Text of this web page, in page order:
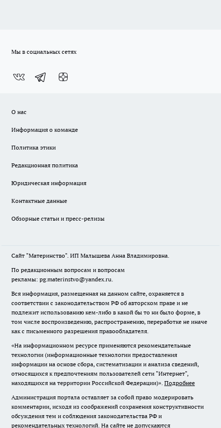
Мы в социальных сетях
О нас
Информация о команде
Политика этики
Редакционная политика
Юридическая информация
Контактные данные
Обзорные статьи и пресс-релизы
Сайт "Материнство". ИП Малышева Анна Владимировна.
По редакционным вопросам и вопросам
рекламы: pg.materinstvo@yandex.ru.
Вся информация, размещенная на данном сайте, охраняется в
соответствии с законодательством РФ об авторском праве и не
подлежит использованию кем-либо в какой бы то ни было форме, в
том числе воспроизведению, распространению, переработке не иначе
как с письменного разрешения правообладателя.
«На информационном ресурсе применяются рекомендательные
технологии (информационные технологии предоставления
информации на основе сбора, систематизации и анализа сведений,
относящихся к предпочтениям пользователей сети "Интернет",
находящихся на территории Российской Федерации)». Подробнее
Администрация портала оставляет за собой право модерировать
комментарии, исходя из соображений сохранения конструктивности
обсуждения тем и соблюдения законодательства РФ и
рекомендательных технологий. На сайте не допускаются